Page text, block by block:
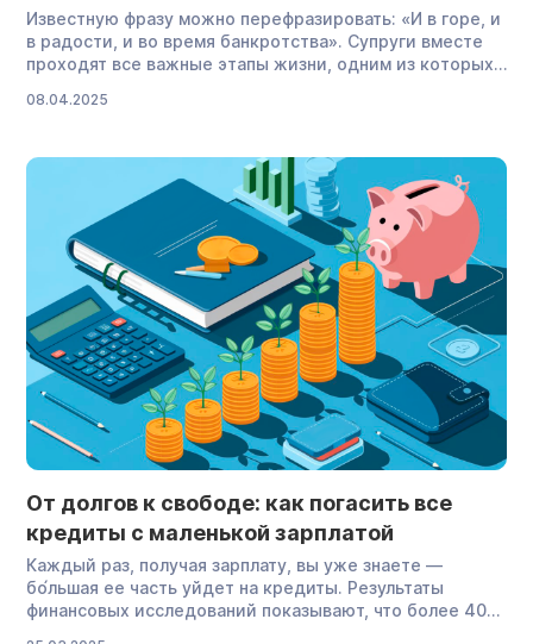
Известную фразу можно перефразировать: «И в горе, и
в радости, и во время банкротства». Супруги вместе
проходят все важные этапы жизни, одним из которых
непосредственно затрагивает интересы обоих,
банкротстве. Расскажем, как отстоять личное и
совместное имущество, «безопасно» разделить
активы и главное — избавиться […]
08.04.2025
От долгов к свободе: как погасить все
кредиты с маленькой зарплатой
Каждый раз, получая зарплату, вы уже знаете —
бо́льшая ее часть уйдет на кредиты. Результаты
финансовых исследований показывают, что более 40%